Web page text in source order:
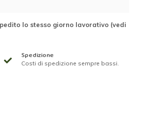
lo stesso giorno lavorativo (vedi
Spedizione
Costi di spedizione sempre bassi.